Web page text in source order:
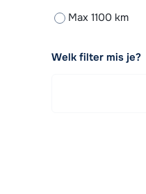
Max 1100 km
Welk filter mis je?